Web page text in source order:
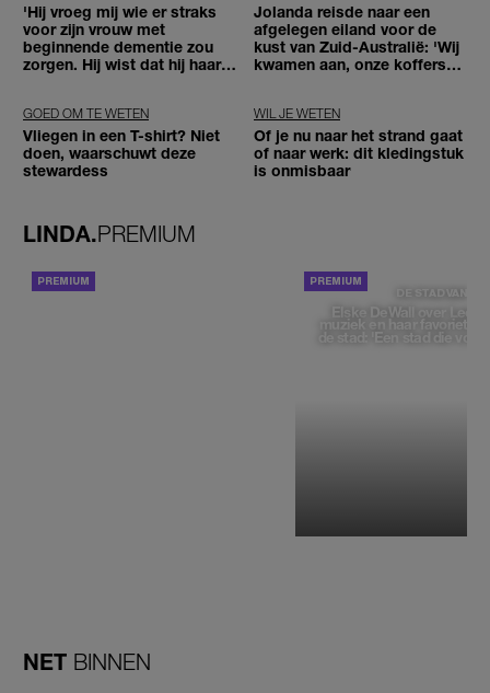
'Hij vroeg mij wie er straks
voor zijn vrouw met
beginnende dementie zou
zorgen. Hij wist dat hij haar
Jolanda reisde naar een
afgelegen eiland voor de
kust van Zuid-Australië: 'Wij
kwamen aan, onze koffers
GOED OM TE WETEN
Vliegen in een T-shirt? Niet
doen, waarschuwt deze
stewardess
WIL JE WETEN
Of je nu naar het strand gaat
of naar werk: dit kledingstuk
is onmisbaar
LINDA.PREMIUM
DE STAD VAN
Elske DeWall over
muziek en haar favoriete
de stad: 'Een stad die
NET BINNEN